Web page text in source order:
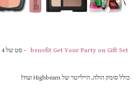
-
כולל סומק הולה, היילייטר של Highbeam ועוד!